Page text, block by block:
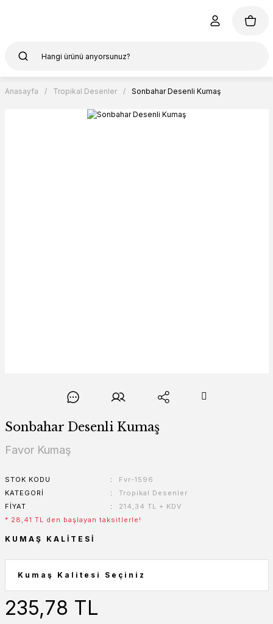
Anasayfa Tropikal Desenler Sonbahar Desenli Kumaş
Sonbahar Desenli Kumaş
Favor Kumaş
STOK KODU
Fvr-1596
KATEGORI
Tropikal Desenler
FIYAT
214,34 TL + KDV
* 28,41 TL den başlayan taksitlerle!
KUMAŞ KALITESI
235,78 TL